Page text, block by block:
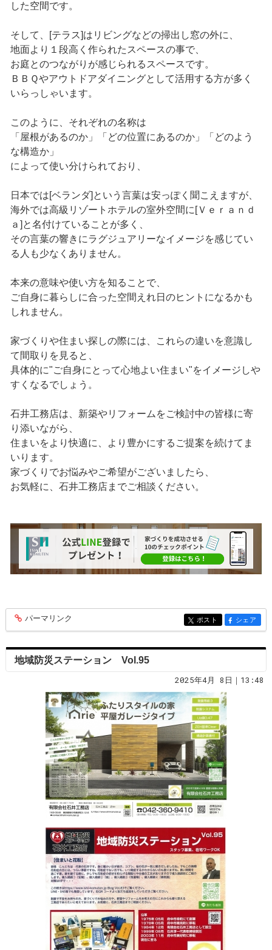
した空間です。
そして、[テラス]はリビングなどの掃出し窓の外に、
地面より１段高く作られたスペースの事で、
お庭とのつながりが感じられるスペースです。
ＢＢＱやアウトドアダイニングとして活用する方が多く
いらっしゃいます。
このように、それぞれの名称は
「屋根があるのか」「どの位置にあるのか」「どのよう
な構造か」
によって使い分けられており、
日本では[ベランダ]という言葉は安っぽく聞こえますが、
海外では高級リゾートホテルの室外空間に[Ｖｅｒａｎｄ
ａ]と名付けていることが多く、
その言葉の響きにラグジュアリーなイメージを感じてい
る人も少なくありません。
本来の意味や使い方を知ることで、
ご自身に暮らしに合った空間えれ日のヒントになるかも
しれません。
家づくりや住まい探しの際には、これらの違いを意識し
て間取りを見ると、
具体的に"ご自身にとって心地よい住まい"をイメージしや
すくなるでしょう。
石井工務店は、新築やリフォームをご検討中の皆様に寄
り添いながら、
住まいをより快適に、より豊かにするご提案を続けてま
いります。
家づくりでお悩みやご希望がございましたら、
お気軽に、石井工務店までご相談ください。
entry352
パーマリンク entry352
ポスト entry352
シェア
地域防災ステーション Vol.95
2025年4月 8日｜13:48